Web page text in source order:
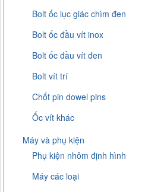
Bolt ốc lục giác chìm đen
Bolt ốc đầu vít inox
Bolt ốc đầu vít đen
Bolt vít trí
Chốt pin dowel pins
Ốc vít khác
Máy và phụ kiện
Phụ kiện nhôm định hình
Máy các loại